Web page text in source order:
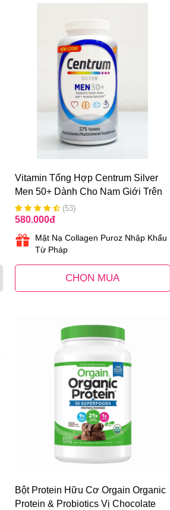
Vitamin Tổng Hợp Centrum Silver
Men 50+ Dành Cho Nam Giới Trên
50 Tuổi
(53)
580.000đ
Mặt Nạ Collagen Puroz Nhập Khẩu
Từ Pháp
CHỌN MUA
Bột Protein Hữu Cơ Orgain Organic
Protein & Probiotics Vị Chocolate